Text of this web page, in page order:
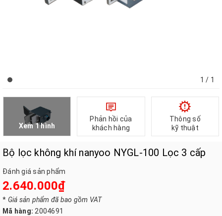
1 / 1
Xem 1 hình
Phản hồi của
khách hàng
Thông số
kỹ thuật
Bộ lọc không khí nanyoo NYGL-100 Lọc 3 cấp
Đánh giá sản phẩm
2.640.000₫
* Giá sản phẩm đã bao gồm VAT
Mã hàng: 2004691